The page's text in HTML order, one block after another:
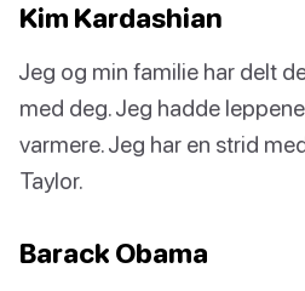
Kim Kardashian
Jeg og min familie har delt
med deg. Jeg hadde
varmere. Jeg har en strid
Taylor.
Barack Obama